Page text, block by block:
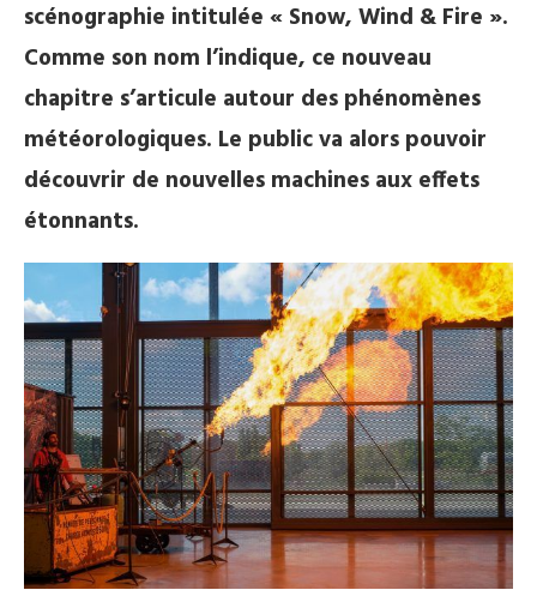
scénographie intitulée « Snow, Wind & Fire ».
Comme son nom l’indique, ce nouveau
chapitre s’articule autour des phénomènes
météorologiques. Le public va alors pouvoir
découvrir de nouvelles machines aux effets
étonnants.